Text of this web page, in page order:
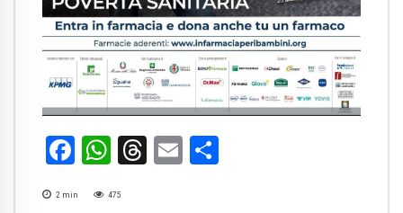
Facebook
WhatsApp
Threads
Email
2 min 475